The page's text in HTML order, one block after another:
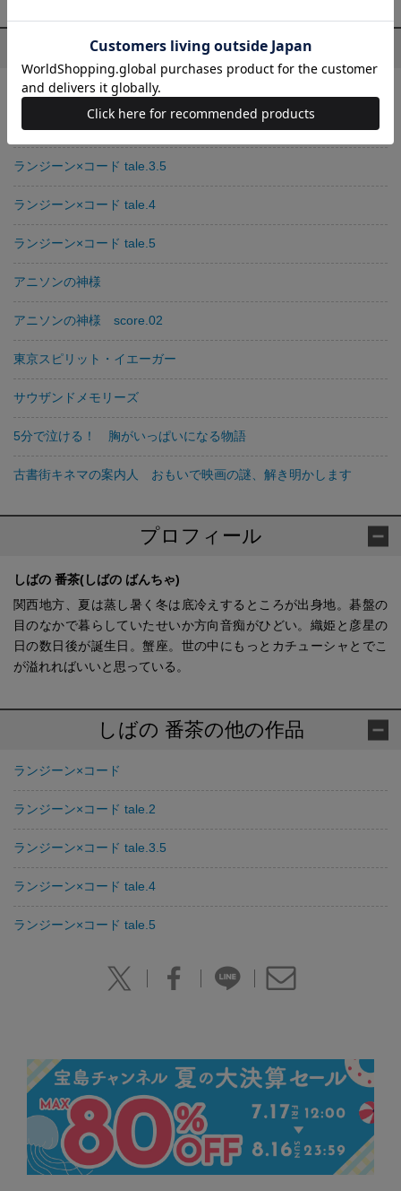
大泉 貴の他の作品
ランジーン×コード
ランジーン×コード tale.2
ランジーン×コード tale.3.5
ランジーン×コード tale.4
ランジーン×コード tale.5
アニソンの神様
アニソンの神様 score.02
東京スピリット・イエーガー
サウザンドメモリーズ
5分で泣ける！ 胸がいっぱいになる物語
古書街キネマの案内人 おもいで映画の謎、解き明かします
プロフィール
しばの 番茶(しばの ばんちゃ)
関西地方、夏は蒸し暑く冬は底冷えするところが出身地。碁盤の
目のなかで暮らしていたせいか方向音痴がひどい。織姫と彦星の
日の数日後が誕生日。蟹座。世の中にもっとカチューシャとでこ
が溢れればいいと思っている。
しばの 番茶の他の作品
ランジーン×コード
ランジーン×コード tale.2
ランジーン×コード tale.3.5
ランジーン×コード tale.4
ランジーン×コード tale.5